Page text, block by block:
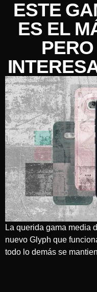
ESTE
ES EL
La querida gama media
nuevo Glyph que
todo lo demás se